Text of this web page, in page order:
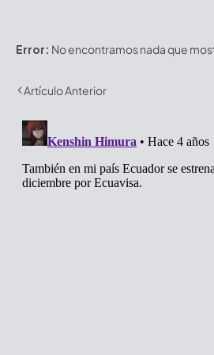
Error: No encontramos nada que
Artículo Anterior